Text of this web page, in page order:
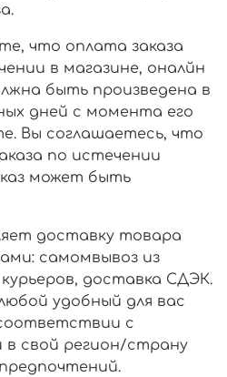
что оплата заказа
в магазине, оналйн
быть произведена в
дней с момента его
Вы соглашаетесь, что
по истечении
может быть
доставку товара
самомвывоз из
доставка СДЭК.
удобный для вас
с
в свой регион/страну